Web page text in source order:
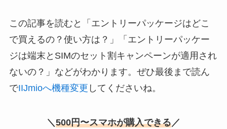
この記事を読むと「エントリーパッケージはどこ
で買えるの？使い方は？」「エントリーパッケー
ジは端末とSIMのセット割キャンペーンが適用され
ないの？」などがわかります。ぜひ最後まで読ん
でIIJmioへ機種変更 してくださいね。
＼ 500円〜スマホが購入できる／